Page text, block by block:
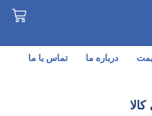
درباره ما تماس با ما